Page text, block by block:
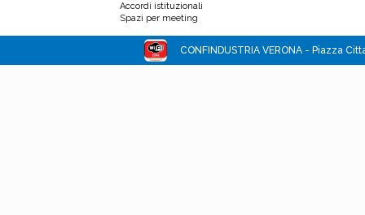
Accordi istituzionali
Spazi per meeting
CONFINDUSTRIA VERONA - Piazza